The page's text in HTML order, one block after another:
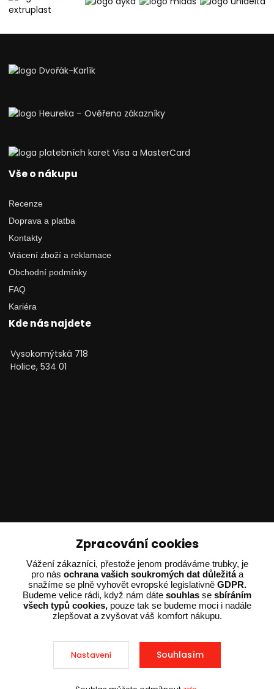
Vše o nákupu
Recenze
Doprava a platba
Kontakty
Vrácení zboží a reklamace
Obchodní podmínky
FAQ
Kariéra
Kde nás najdete
Vysokomýtská 718
Holice, 534 01
Ing. Adam Dvořák
+420 602 234 254
(Po-Pá 8:00 - 15:00)
potrebujiporadit@dvorak-karlik.cz
2025 © Dvorak-Karlik.cz – Všechna práva vyhrazena. Design od
EmpireDesign
nakódovalOndřejDvořák.com
Zpracování cookies
Vážení zákazníci, přestože jenom prodáváme trubky, je
pro nás ochrana vašich soukromých dat důležitáa
snažíme se plně vyhovět evropské legislativně GDPR.
Budeme velice rádi, když nám dáte souhlas se sbíráním
všech typů cookies,pouze tak se budeme moci i nadále
zlepšovat a zvyšovat váš komfort nákupu.
Nastavení Souhlasím